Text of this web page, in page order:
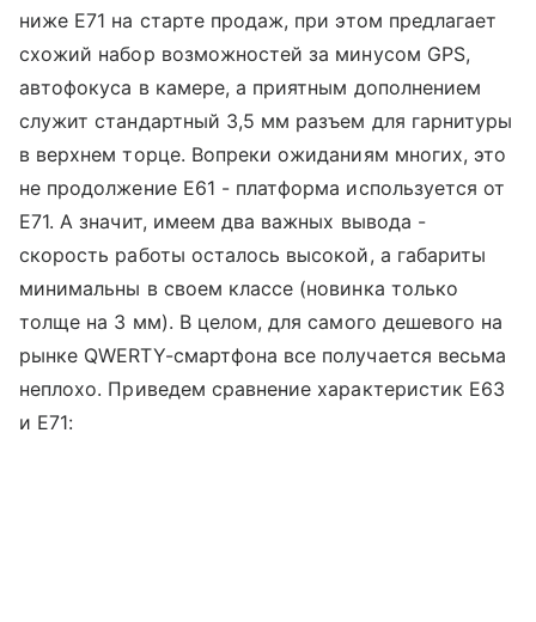
ниже E71 на старте продаж, при этом предлагает
схожий набор возможностей за минусом GPS,
автофокуса в камере, а приятным дополнением
служит стандартный 3,5 мм разъем для гарнитуры
в верхнем торце. Вопреки ожиданиям многих, это
не продолжение E61 - платформа используется от
E71. А значит, имеем два важных вывода -
скорость работы осталось высокой, а габариты
минимальны в своем классе (новинка только
толще на 3 мм). В целом, для самого дешевого на
рынке QWERTY-смартфона все получается весьма
неплохо. Приведем сравнение характеристик E63
и E71: